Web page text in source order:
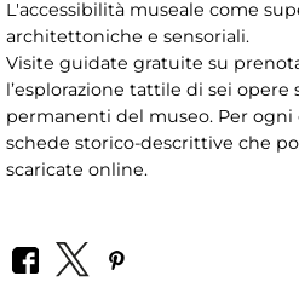
L'accessibilità museale come
architettoniche e sensoriali.
Visite guidate gratuite su
l’esplorazione tattile di sei
permanenti del museo. Per ogni
schede storico-descrittive che
scaricate online.